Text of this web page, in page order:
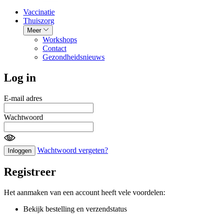
Vaccinatie
Thuiszorg
Meer
Workshops
Contact
Gezondheidsnieuws
Log in
E-mail adres
Wachtwoord
Inloggen Wachtwoord vergeten?
Registreer
Het aanmaken van een account heeft vele voordelen:
Bekijk bestelling en verzendstatus